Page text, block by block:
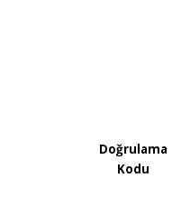
Doğrulama
Kodu